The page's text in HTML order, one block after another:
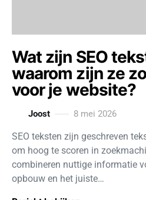
Wat zijn SEO
waarom zijn ze
voor je website?
Joost 8 mei 2026
SEO teksten zijn geschreven
om hoog te scoren in
combineren nuttige informatie
opbouw en het juiste…